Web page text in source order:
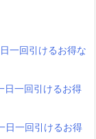
一回引けるお得な
日一回引けるお得
日一回引けるお得